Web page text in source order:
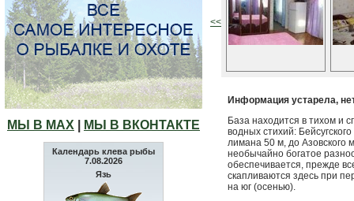
МЫ В МАХ МЫ В ВКОНТАКТЕ
Календарь клева рыбы
7.08.2026
Язь
<<
Информация устарела,
База находится в тихом и
водных стихий:
лимана 50 м, до Азовского
необычайно богатое
обеспечивается, прежде
скапливаются здесь при
на юг (осенью).